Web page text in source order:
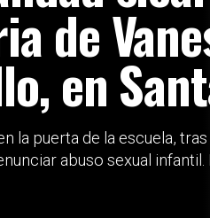
de
en
la puerta de la escuela,
abuso sexual infantil.